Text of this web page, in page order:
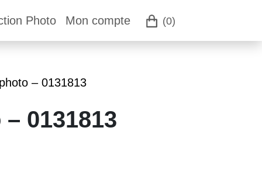
(0)
Photo Mon compte
– 0131813
0131813